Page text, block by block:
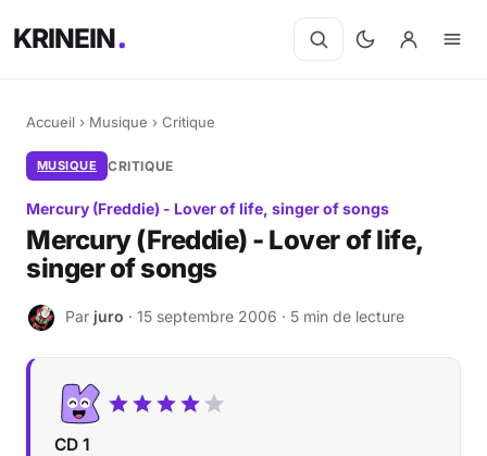
KRINEIN
Accueil › Musique › Critique
MUSIQUE CRITIQUE
Mercury (Freddie) - Lover of life, singer of songs
Mercury (Freddie) - Lover of life,
singer of songs
J Par juro · 15 septembre 2006 · 5 min de lecture
CD 1